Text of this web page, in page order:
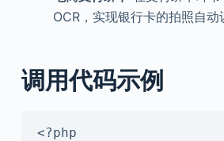
OCR，实现银行卡的拍照自动
调用代码示例
<?php